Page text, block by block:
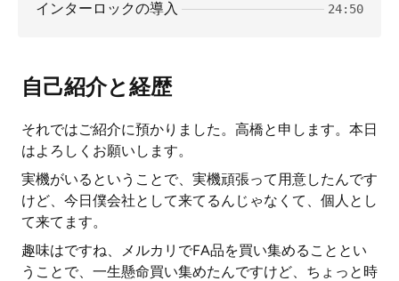
インターロックの導入 24:50
自己紹介と経歴
それではご紹介に預かりました。高橋と申します。本日
はよろしくお願いします。
実機がいるということで、実機頑張って用意したんです
けど、今日僕会社として来てるんじゃなくて、個人とし
て来てます。
趣味はですね、メルカリでFA品を買い集めることとい
うことで、一生懸命買い集めたんですけど、ちょっと時